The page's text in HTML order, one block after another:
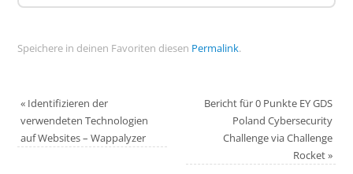
Speichere in deinen Favoriten diesen Permalink.
«Identifizieren der
verwendeten Technologien
auf Websites – Wappalyzer
Bericht für 0 Punkte EY GDS
Poland Cybersecurity
Challenge via Challenge
Rocket»